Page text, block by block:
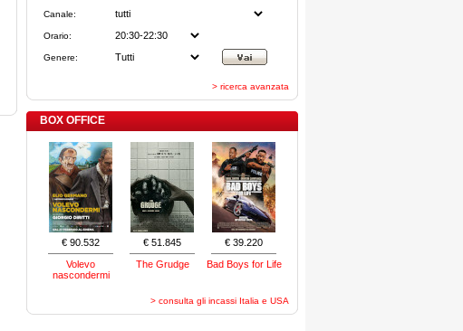
Canale:
Orario:
Genere:
> ricerca avanzata
BOX OFFICE
€ 90.532
Volevo
nascondermi
€ 51.845
The Grudge
€ 39.220
Bad Boys for Life
> consulta gli incassi Italia e USA